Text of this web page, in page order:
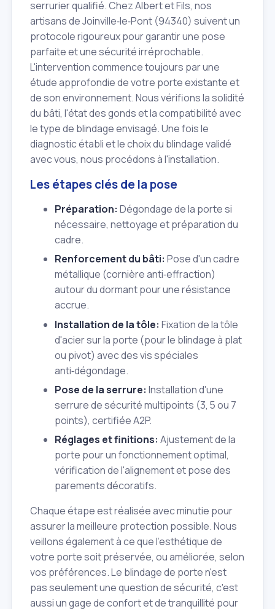
serrurier qualifié. Chez Albert et Fils, nos
artisans de Joinville‑le‑Pont (94340) suivent un
protocole rigoureux pour garantir une pose
parfaite et une sécurité irréprochable.
L'intervention commence toujours par une
étude approfondie de votre porte existante et
de son environnement. Nous vérifions la solidité
du bâti, l'état des gonds et la compatibilité avec
le type de blindage envisagé. Une fois le
diagnostic établi et le choix du blindage validé
avec vous, nous procédons à l'installation.
Les étapes clés de la pose
Préparation: Dégondage de la porte si
nécessaire, nettoyage et préparation du
cadre.
Renforcement du bâti: Pose d'un cadre
métallique (cornière anti‑effraction)
autour du dormant pour une résistance
accrue.
Installation de la tôle: Fixation de la tôle
d'acier sur la porte (pour le blindage à plat
ou pivot) avec des vis spéciales
anti‑dégondage.
Pose de la serrure: Installation d'une
serrure de sécurité multipoints (3, 5 ou 7
points), certifiée A2P.
Réglages et finitions: Ajustement de la
porte pour un fonctionnement optimal,
vérification de l'alignement et pose des
parements décoratifs.
Chaque étape est réalisée avec minutie pour
assurer la meilleure protection possible. Nous
veillons également à ce que l'esthétique de
votre porte soit préservée, ou améliorée, selon
vos préférences. Le blindage de porte n'est
pas seulement une question de sécurité, c'est
aussi un gage de confort et de tranquillité pour